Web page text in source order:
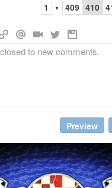
1 ▼ 409 410